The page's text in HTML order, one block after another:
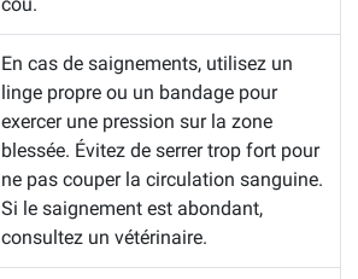
En cas de saignements, utilisez un
linge propre ou un bandage pour
exercer une pression sur la zone
blessée. Évitez de serrer trop fort pour
ne pas couper la circulation sanguine.
Si le saignement est abondant,
consultez un vétérinaire.